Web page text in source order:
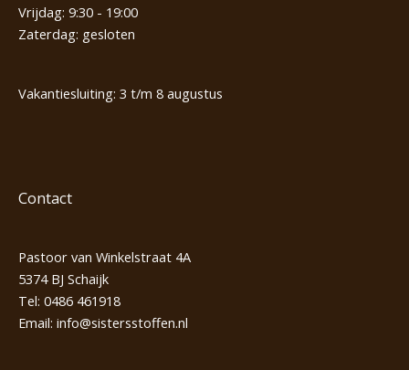
Vrijdag: 9:30 - 19:00
Zaterdag: gesloten
Vakantiesluiting: 3 t/m 8 augustus
Contact
Pastoor van Winkelstraat 4A
5374 BJ Schaijk
Tel: 0486 461918
Email: info@sistersstoffen.nl